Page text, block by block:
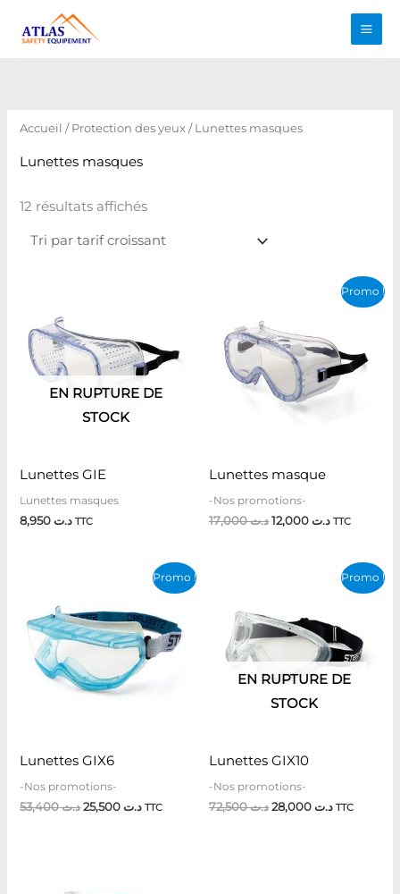
Accueil /Protection des yeux/ Lunettes masques
Lunettes masques
12 résultats affichés
EN RUPTURE DE
STOCK
Lunettes GIE
Lunettes masques
د.ت8,950 TTC
Promo !
Lunettes masque
-Nos promotions-
د.ت17,000
était :
د.ت 17,000.
د.ت
Le
prix
TTC
Promo !
Lunettes GIX6
-Nos promotions-
د.ت53,400
était :
د.ت 53,400.
د.ت25,500
Le
prix
est :
TTC
Promo !
EN RUPTURE DE
STOCK
Lunettes GIX10
-Nos promotions-
د.ت72,500
était :
د.ت
Le
prix
TTC